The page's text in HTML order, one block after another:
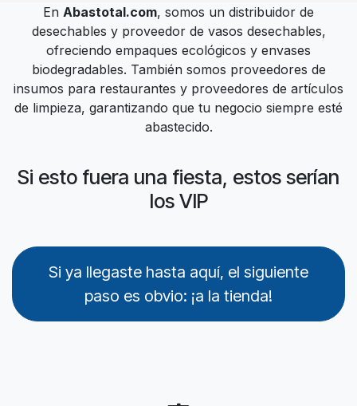
En Abastotal.com, somos un distribuidor de
desechables y proveedor de vasos desechables,
ofreciendo empaques ecológicos y envases
biodegradables. También somos proveedores de
insumos para restaurantes y proveedores de artículos
de limpieza, garantizando que tu negocio siempre esté
abastecido.
Si esto fuera una fiesta, estos serían
los VIP
Si ya llegaste hasta aquí, el siguiente
paso es obvio: ¡a la tienda!